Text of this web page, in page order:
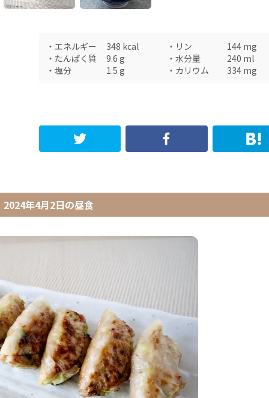
・ エネルギー 348 kcal ・ リン 144 mg
・ たんぱく質 9.6 g ・ 水分量 240 ml
・ 塩分 1.5 g ・ カリウム 334 mg
2024年4月2日の昼食